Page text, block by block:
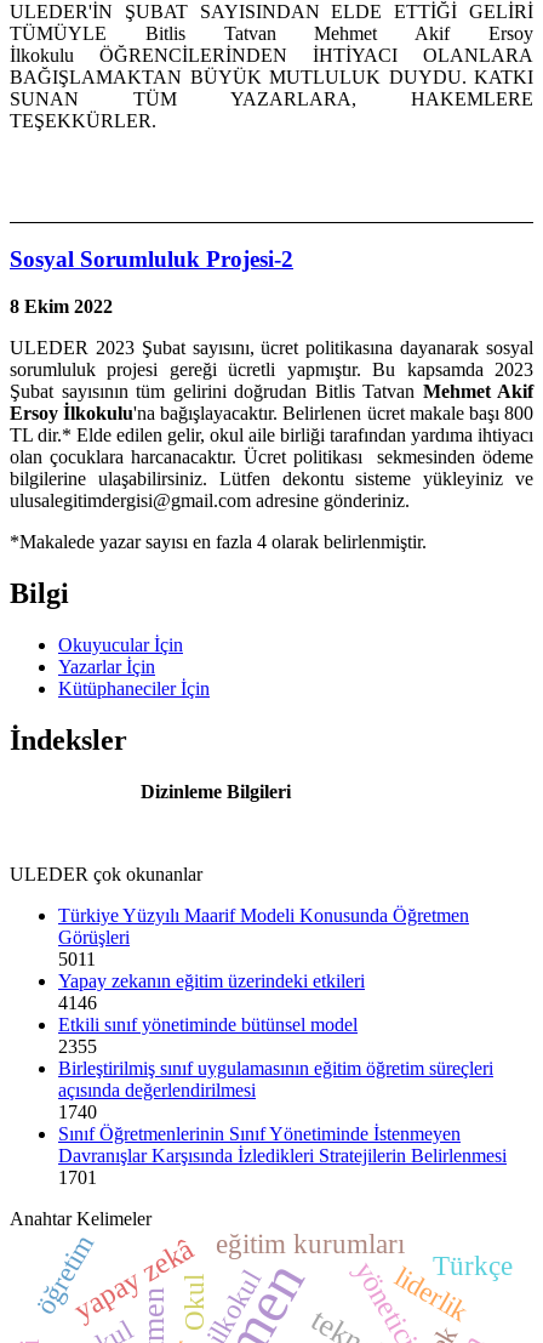
ULEDER'İN ŞUBAT SAYISINDAN ELDE ETTİĞİ GELİRİ
TÜMÜYLE Bitlis Tatvan Mehmet Akif Ersoy
İlkokulu ÖĞRENCİLERİNDEN İHTİYACI OLANLARA
BAĞIŞLAMAKTAN BÜYÜK MUTLULUK DUYDU. KATKI
SUNAN TÜM YAZARLARA, HAKEMLERE
TEŞEKKÜRLER.
Sosyal Sorumluluk Projesi-2
8 Ekim 2022
ULEDER 2023 Şubat sayısını, ücret politikasına dayanarak sosyal
sorumluluk projesi gereği ücretli yapmıştır. Bu kapsamda 2023
Şubat sayısının tüm gelirini doğrudan Bitlis Tatvan Mehmet Akif
Ersoy İlkokulu'na bağışlayacaktır. Belirlenen ücret makale başı 800
TL dir.* Elde edilen gelir, okul aile birliği tarafından yardıma ihtiyacı
olan çocuklara harcanacaktır. Ücret politikası sekmesinden ödeme
bilgilerine ulaşabilirsiniz. Lütfen dekontu sisteme yükleyiniz ve
ulusalegitimdergisi@gmail.com adresine gönderiniz.
*Makalede yazar sayısı en fazla 4 olarak belirlenmiştir.
Bilgi
Okuyucular İçin
Yazarlar İçin
Kütüphaneciler İçin
İndeksler
Dizinleme Bilgileri
ULEDER çok okunanlar
Türkiye Yüzyılı Maarif Modeli Konusunda Öğretmen
Görüşleri
5011
Yapay zekanın eğitim üzerindeki etkileri
4146
Etkili sınıf yönetiminde bütünsel model
2355
Birleştirilmiş sınıf uygulamasının eğitim öğretim süreçleri
açısında değerlendirilmesi
1740
Sınıf Öğretmenlerinin Sınıf Yönetiminde İstenmeyen
Davranışlar Karşısında İzledikleri Stratejilerin Belirlenmesi
1701
Anahtar Kelimeler
yapay zekâ yönetici
ilkokul
eğitim kurumları
Okul liderlik
öğretim Türkçe